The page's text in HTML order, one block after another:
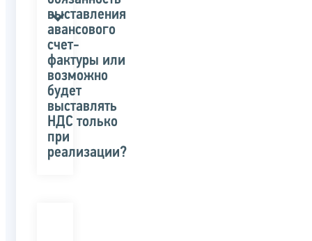
выставления
авансового
счет-
фактуры или
возможно
будет
выставлять
НДС только
при
реализации?